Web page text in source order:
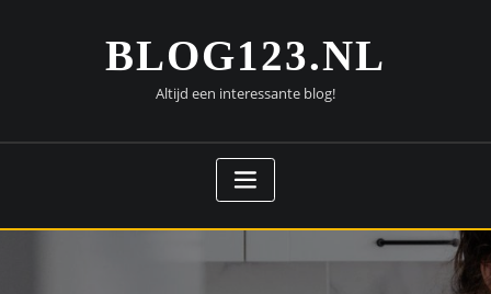
BLOG123.NL
Altijd een interessante blog!